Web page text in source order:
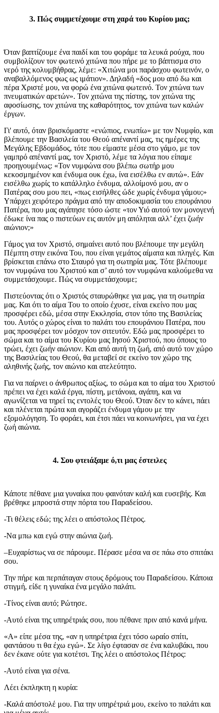
3. Πώς συμμετέχουμε στη χαρά του Κυρίου μας;
Όταν βαπτίζουμε ένα παιδί και του φοράμε τα λευκά ρούχα, που
συμβολίζουν τον φωτεινό χιτώνα που πήρε με το βάπτισμα στο
νερό της κολυμβήθρας, λέμε: «Χιτώνα μοι παράσχου φωτεινόν, ο
αναβαλλόμενος φως ως ιμάτιον». Δηλαδή «δος μου από δω και
πέρα Χριστέ μου, να φορώ ένα χιτώνα φωτεινό. Τον χιτώνα των
πνευματικών αρετών». Τον χιτώνα της πίστης, τον χιτώνα της
αφοσίωσης, τον χιτώνα της καθαρότητος, τον χιτώνα των καλών
έργων.
Γι' αυτό, όταν βρισκόμαστε «ενώπιος, ενωπίω» με τον Νυμφίο, και
βλέπουμε την Βασιλεία του Θεού απέναντί μας, τις ημέρες της
Μεγάλης Εβδομάδος, τότε που είμαστε μέσα στο γάμο, με τον
γαμπρό απέναντί μας, τον Χριστό, λέμε τα λόγια που είπαμε
προηγουμένως: «Τον νυμφώνα σου βλέπω σωτήρ μου
κεκοσμημένον και ένδυμα ουκ έχω, ίνα εισέλθω εν αυτώ». Εάν
εισέλθω χωρίς το κατάλληλο ένδυμα, αλλοίμονό μου, αν ο
Πατέρας σου μου πει, «πως εισήλθες ώδε χωρίς ένδυμα γάμου;»
Υπάρχει χειρότερο πράγμα από την αποδοκιμασία του επουράνιου
Πατέρα, που μας αγάπησε τόσο ώστε «τον Υιό αυτού τον μονογενή
έδωκε ίνα πας ο πιστεύων εις αυτόν μη απόληται αλλ’ έχει ζωήν
αιώνιον;»
Γάμος για τον Χριστό, σημαίνει αυτό που βλέπουμε την μεγάλη
Πέμπτη στην εικόνα Του, που είναι γεμάτος αίματα και πληγές. Και
βρίσκεται επάνω στο Σταυρό για τη σωτηρία μας. Τότε βλέπουμε
τον νυμφώνα του Χριστού και σ’ αυτό τον νυμφώνα καλούμεθα να
συμμετάσχουμε. Πώς να συμμετάσχουμε;
Πιστεύοντας ότι ο Χριστός σταυρώθηκε για μας, για τη σωτηρία
μας. Και ότι το αίμα Του το οποίο έχυσε, είναι εκείνο που μας
προσφέρει εδώ, μέσα στην Εκκλησία, στον τόπο της Βασιλείας
του. Αυτός ο χώρος είναι το παλάτι του επουράνιου Πατέρα, που
μας προσφέρει τον μόσχον τον σιτευτόν. Εδώ μας προσφέρει το
σώμα και το αίμα του Κυρίου μας Ιησού Χριστού, που όποιος το
τρώει, έχει ζωήν αιώνιον. Και από αυτή τη ζωή, από αυτό τον χώρο
της Βασιλείας του Θεού, θα μεταβεί σε εκείνο τον χώρο της
αληθινής ζωής, τον αιώνιο και ατελεύτητο.
Για να παίρνει ο άνθρωπος αξίως, το σώμα και το αίμα του Χριστού
πρέπει να έχει καλά έργα, πίστη, μετάνοια, αγάπη, και να
αγωνίζεται να τηρεί τις εντολές του Θεού. Όταν δεν το κάνει, πάει
και πλένεται πρώτα και αγοράζει ένδυμα γάμου με την
εξομολόγηση. Το φοράει, και έτσι πάει να κοινωνήσει, για να έχει
ζωή αιώνια.
4. Σου φτειάξαμε ό,τι μας έστειλες
Κάποτε πέθανε μια γυναίκα που φαινόταν καλή και ευσεβής. Και
βρέθηκε μπροστά στην πόρτα του Παραδείσου.
-Τι θέλεις εδώ; της λέει ο απόστολος Πέτρος.
-Να μπω και εγώ στην αιώνια ζωή.
–Ευχαρίστως να σε πάρουμε. Πέρασε μέσα να σε πάω στο σπιτάκι
σου.
Την πήρε και περπάταγαν στους δρόμους του Παραδείσου. Κάποια
στιγμή, είδε η γυναίκα ένα μεγάλο παλάτι.
-Τίνος είναι αυτό; Ρώτησε.
-Αυτό είναι της υπηρέτριάς σου, που πέθανε πριν από κανά μήνα.
«Α» είπε μέσα της, «αν η υπηρέτρια έχει τόσο ωραίο σπίτι,
φαντάσου τι θα έχω εγώ». Σε λίγο έφτασαν σε ένα καλυβάκι, που
δεν έκανε ούτε για κοτέτσι. Της λέει ο απόστολος Πέτρος:
-Αυτό είναι για σένα.
Λέει έκπληκτη η κυρία:
-Καλά απόστολέ μου. Για την υπηρέτριά μου, εκείνο το παλάτι και